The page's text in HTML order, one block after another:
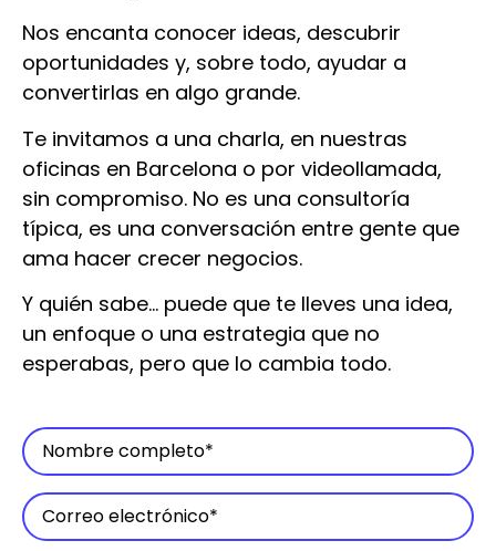
Nos encanta conocer ideas, descubrir
oportunidades y, sobre todo, ayudar a
convertirlas en algo grande.
Te invitamos a una charla, en nuestras
oficinas en Barcelona o por videollamada,
sin compromiso. No es una consultoría
típica, es una conversación entre gente que
ama hacer crecer negocios.
Y quién sabe… puede que te lleves una idea,
un enfoque o una estrategia que no
esperabas, pero que lo cambia todo.